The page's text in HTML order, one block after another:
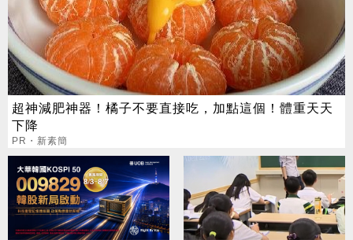
超神減肥神器！橘子不要直接吃，加點這個！體重天天
下降
PR・新素簡